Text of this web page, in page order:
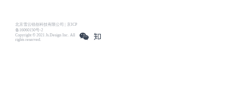
北京雪云锐创科技有限公司 | 京ICP
备16060150号-2
Copyright © 2021 Js.Design Inc. All
rights reserved.